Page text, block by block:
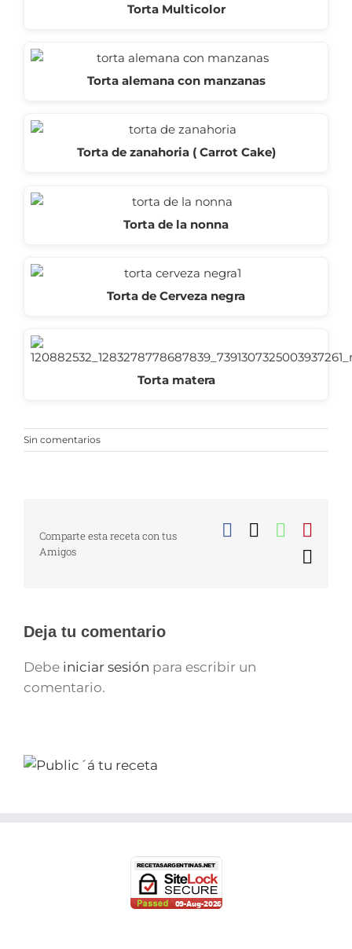
Torta Multicolor
Torta alemana con manzanas
Torta de zanahoria ( Carrot Cake)
Torta de la nonna
Torta de Cerveza negra
Torta matera
Sin comentarios
Comparte esta receta con tus
Amigos
Facebook
Deja tu comentario
Debe iniciar sesión para escribir un
comentario.